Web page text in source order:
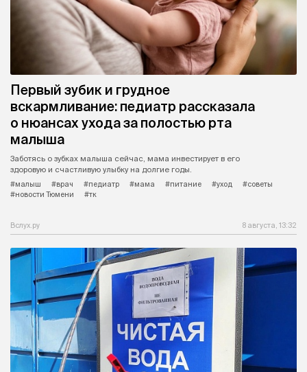
Первый зубик и грудное
вскармливание: педиатр рассказала
о нюансах ухода за полостью рта
малыша
Заботясь о зубках малыша сейчас, мама инвестирует в его
здоровую и счастливую улыбку на долгие годы.
#малыш
#врач #педиатр #мама #питание #уход
#советы
#новости Тюмени
#тк
Вслух.ру 8 августа, 13:32